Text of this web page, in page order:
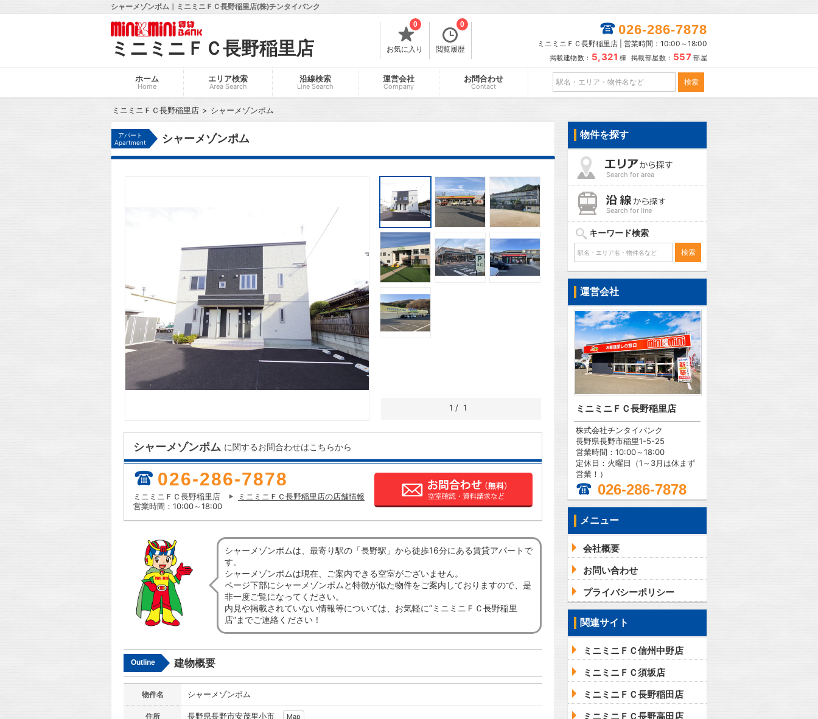
シャーメゾンポム｜ミニミニＦＣ長野稲里店(株)チンタイバンク
ミニミニＦＣ長野稲里店 お気に入り
0
閲覧履歴
0 026-286-7878
ミニミニＦＣ長野稲里店 | 営業時間：10:00～18:00
掲載建物数： 5,321 棟 掲載部屋数： 557 部屋
ホーム
Home
エリア検索
Area Search
沿線検索
Line Search
運営会社
Company
お問合わせ
Contact
ミニミニＦＣ長野稲里店 シャーメゾンポム
アパート
Apartment
シャーメゾンポム
1 / 1
シャーメゾンポム に関するお問合わせはこちらから
026-286-7878
ミニミニＦＣ長野稲里店
ミニミニＦＣ長野稲里店の店舗情報
営業時間：10:00～18:00
シャーメゾンポムは、最寄り駅の「長野駅」から徒歩16分にある賃貸アパートで
す。
シャーメゾンポムは現在、ご案内できる空室がございません。
ページ下部にシャーメゾンポムと特徴が似た物件をご案内しておりますので、是
非一度ご覧になってください。
内見や掲載されていない情報等については、お気軽に”ミニミニＦＣ長野稲里
店”までご連絡ください！
Outline 建物概要
物件名 シャーメゾンポム
住所 長野県長野市安茂里小市 Map
物件を探す
Search for area
Search for line
キーワード検索
運営会社
ミニミニＦＣ長野稲里店
株式会社チンタイバンク
長野県長野市稲里1-5-25
営業時間：10:00～18:00
定休日：火曜日（1～3月は休まず
営業！）
026-286-7878
メニュー
会社概要
お問い合わせ
プライバシーポリシー
関連サイト
ミニミニＦＣ信州中野店
ミニミニＦＣ須坂店
ミニミニＦＣ長野稲田店
ミニミニＦＣ長野高田店